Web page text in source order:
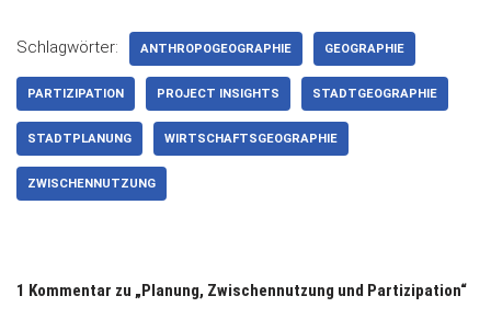
Schlagwörter: ANTHROPOGEOGRAPHIE GEOGRAPHIE
PARTIZIPATION PROJECT INSIGHTS STADTGEOGRAPHIE
STADTPLANUNG WIRTSCHAFTSGEOGRAPHIE
ZWISCHENNUTZUNG
1 Kommentar zu „Planung, Zwischennutzung und Partizipation“